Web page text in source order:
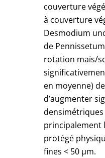
couverture
à couverture
Desmodium
de
rotation maïs/
en moyenne)
d’augmenter
densimétriques
principalement
protégé
fines < 50 µm.